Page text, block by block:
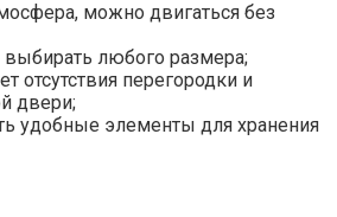
можно двигаться без
любого размера;
отсутствия перегородки и
двери;
удобные элементы для хранения